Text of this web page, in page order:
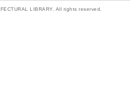
LIBRARY. All rights reserved.